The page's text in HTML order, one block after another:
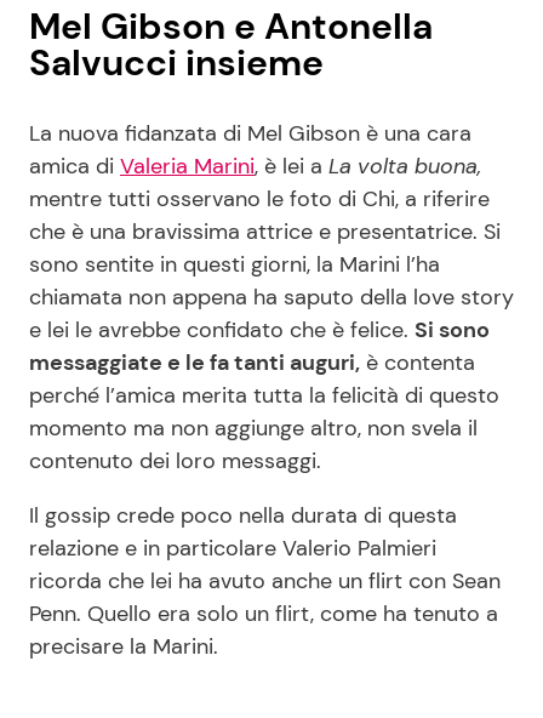
Mel Gibson e Antonella
Salvucci insieme
La nuova fidanzata di Mel Gibson è una cara
amica di Valeria Marini, è lei a La volta buona,
mentre tutti osservano le foto di Chi, a riferire
che è una bravissima attrice e presentatrice. Si
sono sentite in questi giorni, la Marini l’ha
chiamata non appena ha saputo della love story
e lei le avrebbe confidato che è felice. Si sono
messaggiate e le fa tanti auguri, è contenta
perché l’amica merita tutta la felicità di questo
momento ma non aggiunge altro, non svela il
contenuto dei loro messaggi.
Il gossip crede poco nella durata di questa
relazione e in particolare Valerio Palmieri
ricorda che lei ha avuto anche un flirt con Sean
Penn. Quello era solo un flirt, come ha tenuto a
precisare la Marini.